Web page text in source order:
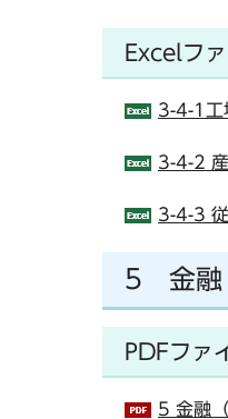
Excelフ
3-4-1工
3-4-2 産
3-4-3 従
5 金融
PDFファ
5 金融